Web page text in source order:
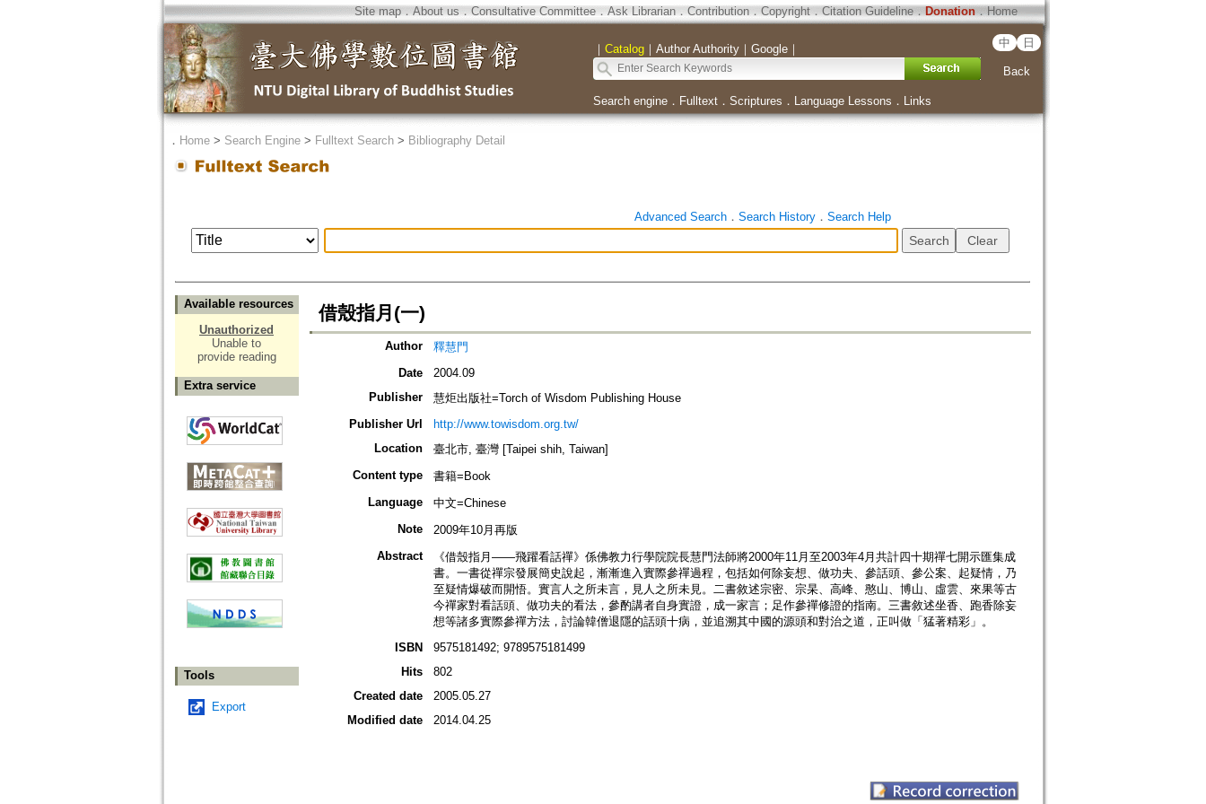
Site map．About us ． Consultative Committee． Ask Librarian． Contribution．Copyright．Citation Guideline． Donation．Home
｜ Catalog｜ Author Authority｜ Google｜ 中 日
Back
Search engine． Fulltext． Scriptures ． Language Lessons ． Links
． Home> Search Engine> Fulltext Search> Bibliography Detail
Advanced Search． Search History． Search Help
Available resources
Unauthorized
Unable to
provide reading
Extra service
Tools
Export
借殼指月(一)
Author
釋慧門
Date
2004.09
Publisher
慧炬出版社=Torch of Wisdom Publishing House
Publisher Url
http://www.towisdom.org.tw/
Location
臺北市, 臺灣 [Taipei shih, Taiwan]
Content type
書籍=Book
Language
中文=Chinese
Note
2009年10月再版
Abstract
《借殼指月——飛躍看話禪》係佛教力行學院院長慧門法師將2000年11月至2003年4月共計四十期禪七開示匯集成
書。一書從禪宗發展簡史說起，漸漸進入實際參禪過程，包括如何除妄想、做功夫、參話頭、參公案、起疑情，乃
至疑情爆破而開悟。實言人之所未言，見人之所未見。二書敘述宗密、宗杲、高峰、憨山、博山、虛雲、來果等古
今禪家對看話頭、做功夫的看法，參酌講者自身實證，成一家言；足作參禪修證的指南。三書敘述坐香、跑香除妄
想等諸多實際參禪方法，討論韓僧退隱的話頭十病，並追溯其中國的源頭和對治之道，正叫做「猛著精彩」。
ISBN
9575181492; 9789575181499
Hits
802
Created date
2005.05.27
Modified date
2014.04.25